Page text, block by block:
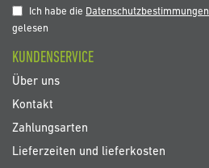
sich
für
Newsletter
an:
Ich habe die Datenschutzbestimmungen
gelesen
KUNDENSERVICE
Über uns
Kontakt
Zahlungsarten
Lieferzeiten und lieferkosten